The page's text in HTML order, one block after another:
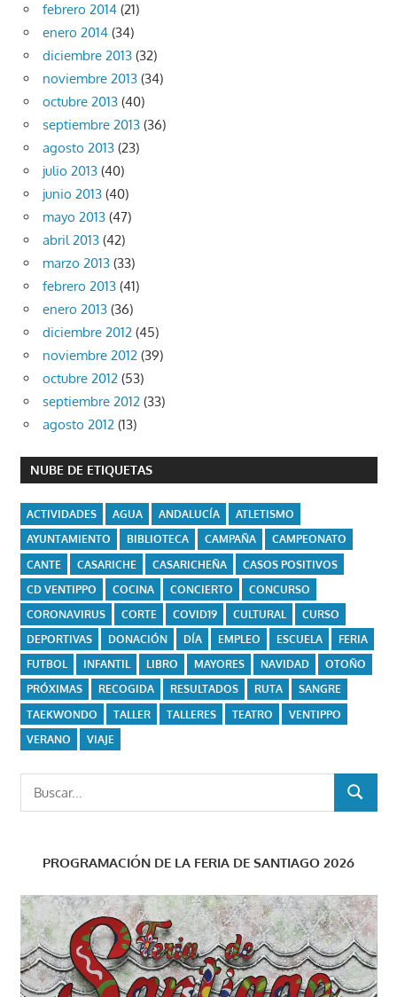
febrero 2014 (21)
enero 2014 (34)
diciembre 2013 (32)
noviembre 2013 (34)
octubre 2013 (40)
septiembre 2013 (36)
agosto 2013 (23)
julio 2013 (40)
junio 2013 (40)
mayo 2013 (47)
abril 2013 (42)
marzo 2013 (33)
febrero 2013 (41)
enero 2013 (36)
diciembre 2012 (45)
noviembre 2012 (39)
octubre 2012 (53)
septiembre 2012 (33)
agosto 2012 (13)
NUBE DE ETIQUETAS
ACTIVIDADES AGUA ANDALUCÍA
ATLETISMO
AYUNTAMIENTO
BIBLIOTECA CAMPAÑA
CAMPEONATO
CANTE
CASARICHE CASARICHEÑA
CASOS POSITIVOS
CD VENTIPPO
COCINA CONCIERTO
CONCURSO
CORONAVIRUS
CORTE COVID19 CULTURAL
CURSO
DEPORTIVAS
DONACIÓN DÍA EMPLEO ESCUELA
FERIA
FUTBOL
INFANTIL LIBRO MAYORES NAVIDAD
OTOÑO
PRÓXIMAS
RECOGIDA RESULTADOS RUTA
SANGRE
TAEKWONDO
TALLER TALLERES TEATRO
VENTIPPO
VERANO
VIAJE
BUSCAR
PROGRAMACIÓN DE LA FERIA DE SANTIAGO 2026